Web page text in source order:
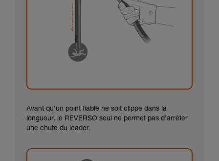
Avant qu’un point fiable ne soit clippé dans la
longueur, le REVERSO seul ne permet pas d’arrêter
une chute du leader.